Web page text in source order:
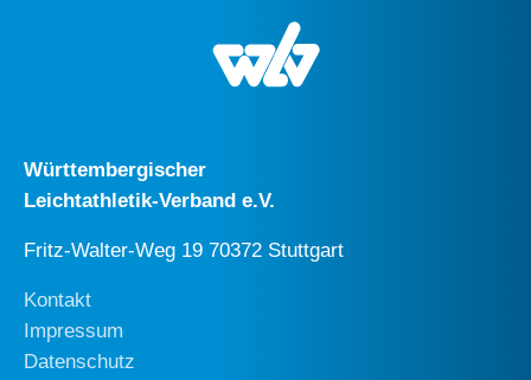
Württembergischer
Leichtathletik-Verband e.V.
Fritz-Walter-Weg 19 70372 Stuttgart
Kontakt
Impressum
Datenschutz